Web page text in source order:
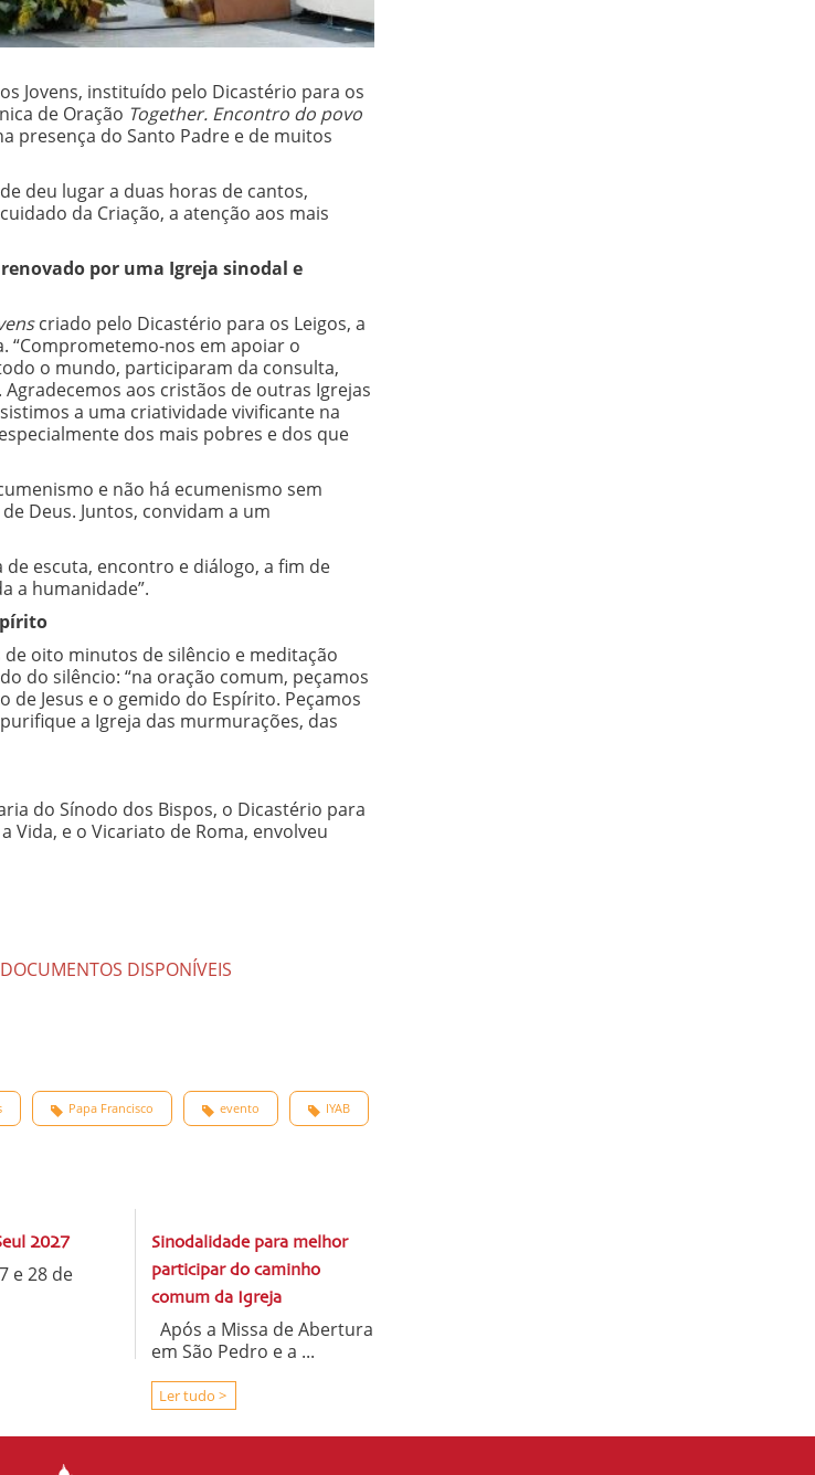
Jovens, instituído pelo Dicastério para os
de Oração Together. Encontro do povo
presença do Santo Padre e de muitos
deu lugar a duas horas de cantos,
da Criação, a atenção aos mais
por uma Igreja sinodal e
criado pelo Dicastério para os Leigos, a
“Comprometemo-nos em apoiar o
o mundo, participaram da consulta,
aos cristãos de outras Igrejas
a uma criatividade vivificante na
dos mais pobres e dos que
e não há ecumenismo sem
Deus. Juntos, convidam a um
de escuta, encontro e diálogo, a fim de
a humanidade”.
oito minutos de silêncio e meditação
do silêncio: “na oração comum, peçamos
Jesus e o gemido do Espírito. Peçamos
a Igreja das murmurações, das
do Sínodo dos Bispos, o Dicastério para
Vida, e o Vicariato de Roma, envolveu
DOCUMENTOS DISPONÍVEIS
IYAB
evento
Papa Francisco
2027
e 28 de
Sinodalidade para melhor
participar do caminho
comum da Igreja
Após a Missa de Abertura
em São Pedro e a ...
Ler tudo >